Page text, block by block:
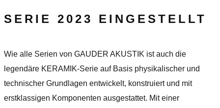
SERIE 2023 EINGESTELLT
Wie alle Serien von GAUDER AKUSTIK ist auch die
legendäre KERAMIK-Serie auf Basis physikalischer und
technischer Grundlagen entwickelt, konstruiert und mit
erstklassigen Kom­­ponenten ausgestattet. Mit einer